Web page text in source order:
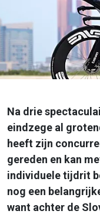
Na drie
eindzege al
heeft zijn
gereden en kan
individuele tijdrit
nog een
want achter de